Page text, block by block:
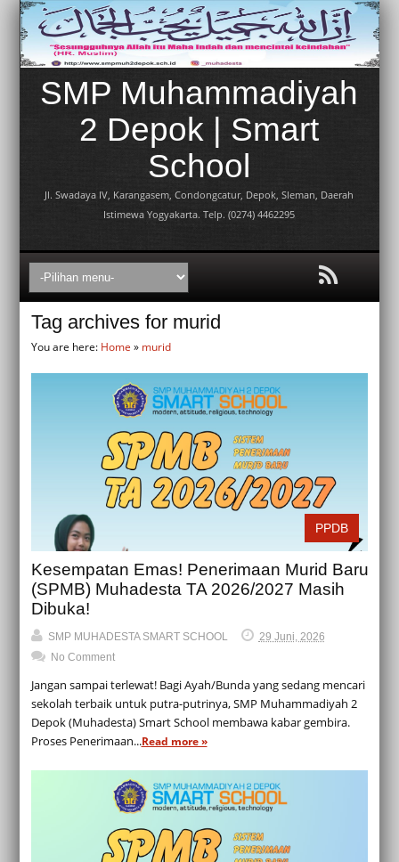
SMP Muhammadiyah
2 Depok | Smart
School
Jl. Swadaya IV, Karangasem, Condongcatur, Depok, Sleman, Daerah
Istimewa Yogyakarta. Telp. (0274) 4462295
Tag archives for murid
You are here: Home » murid
PPDB
Kesempatan Emas! Penerimaan Murid Baru
(SPMB) Muhadesta TA 2026/2027 Masih
Dibuka!
SMP MUHADESTA SMART SCHOOL
29 Juni, 2026
No Comment
Jangan sampai terlewat! Bagi Ayah/Bunda yang sedang mencari
sekolah terbaik untuk putra-putrinya, SMP Muhammadiyah 2
Depok (Muhadesta) Smart School membawa kabar gembira.
Proses Penerimaan...Read more »